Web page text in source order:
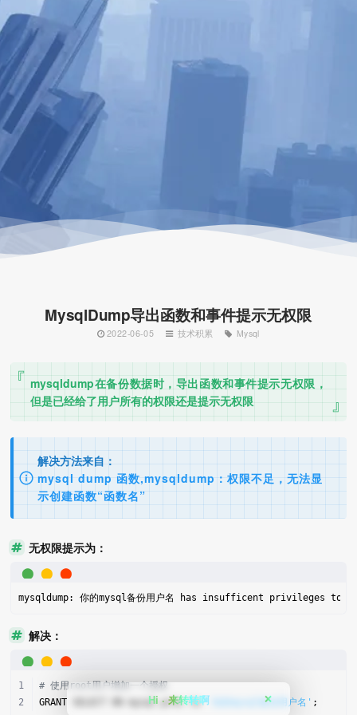
MysqlDump导出函数和事件提示无权限
2022-06-05 技术积累 Mysql
mysqldump在备份数据时，导出函数和事件提示无权限，
但是已经给了用户所有的权限还是提示无权限
解决方法来自：
mysql dump 函数,mysqldump：权限不足，无法显
示创建函数“函数名”
无权限提示为：
mysqldump: 你的mysql备份用户名 has insufficent privileges to
解决：
# 使用root用户增加一个授权
GRANT SELECT ON mysql.proc to '你的mysql备份用户名' ;
Hi · 来转转啊 ❌